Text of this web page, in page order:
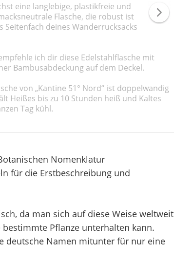
eine langlebige, plastikfreie und
Flasche, die robust ist
Seitenfach deines Wanderrucksacks
ich dir diese Edelstahlflasche mit
Bambusabdeckung auf dem Deckel.
von „Kantine 51° Nord“ ist doppelwandig
Heißes bis zu 10 Stunden heiß und Kaltes
Tag kühl.
Nomenklatur
für die Erstbeschreibung und
da man sich auf diese Weise weltweit
Pflanze unterhalten kann.
deutsche Namen mitunter für nur eine